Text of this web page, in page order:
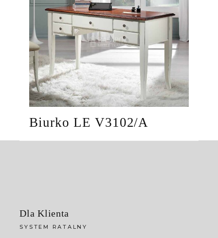
Biurko LE V3102/A
Dla Klienta
SYSTEM RATALNY